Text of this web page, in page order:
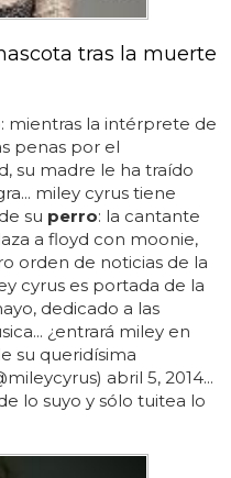
tras la muerte
mientras la intérprete de
penas por el
su madre le ha traído
miley cyrus tiene
su perro: la cantante
a floyd con moonie,
orden de noticias de la
cyrus es portada de la
dedicado a las
¿entrará miley en
su queridísima
abril 5, 2014...
lo suyo y sólo tuitea lo